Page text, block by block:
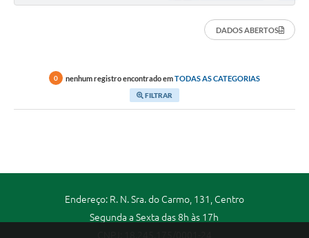
DADOS ABERTOS
0 nenhum registro encontrado emTODAS AS CATEGORIAS
FILTRAR
Endereço: R. N. Sra. do Carmo, 131, Centro
Segunda a Sexta das 8h às 17h